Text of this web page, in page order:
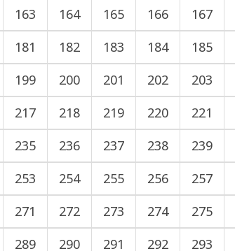
163 164 165 166 167
181 182 183 184 185
199 200 201 202 203
217 218 219 220 221
235 236 237 238 239
253 254 255 256 257
271 272 273 274 275
289 290 291 292 293